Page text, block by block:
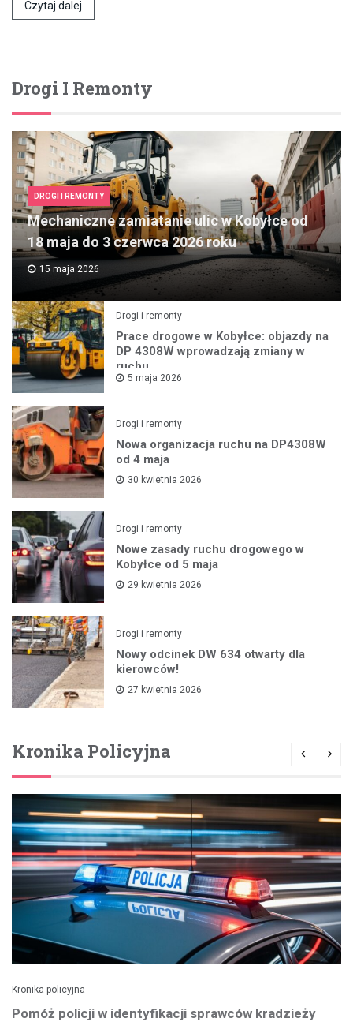
Czytaj dalej
Drogi I Remonty
DROGI I REMONTY
Mechaniczne zamiatanie ulic w Kobyłce od
18 maja do 3 czerwca 2026 roku
15 maja 2026
Drogi i remonty
Prace drogowe w Kobyłce: objazdy na
DP 4308W wprowadzają zmiany w
ruchu
5 maja 2026
Drogi i remonty
Nowa organizacja ruchu na DP4308W
od 4 maja
30 kwietnia 2026
Drogi i remonty
Nowe zasady ruchu drogowego w
Kobyłce od 5 maja
29 kwietnia 2026
Drogi i remonty
Nowy odcinek DW 634 otwarty dla
kierowców!
27 kwietnia 2026
Kronika Policyjna
Kronika policyjna
Pomóż policji w identyfikacji sprawców kradzieży